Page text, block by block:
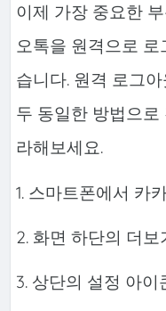
이제 가장 중요한
오톡을 원격으로
습니다. 원격 로그
두 동일한 방법으
라해보세요.
1. 스마트폰에서 카
2. 화면 하단의 더보
3. 상단의 설정 아